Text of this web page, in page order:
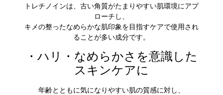
トレチノインは、古い角質がたまりやすい肌環境にアプ
ローチし、
キメの整ったなめらかな肌印象を目指すケアで使用され
ることが多い成分です。
・ハリ・なめらかさを意識した
スキンケアに
年齢とともに気になりやすい肌の質感に対し、